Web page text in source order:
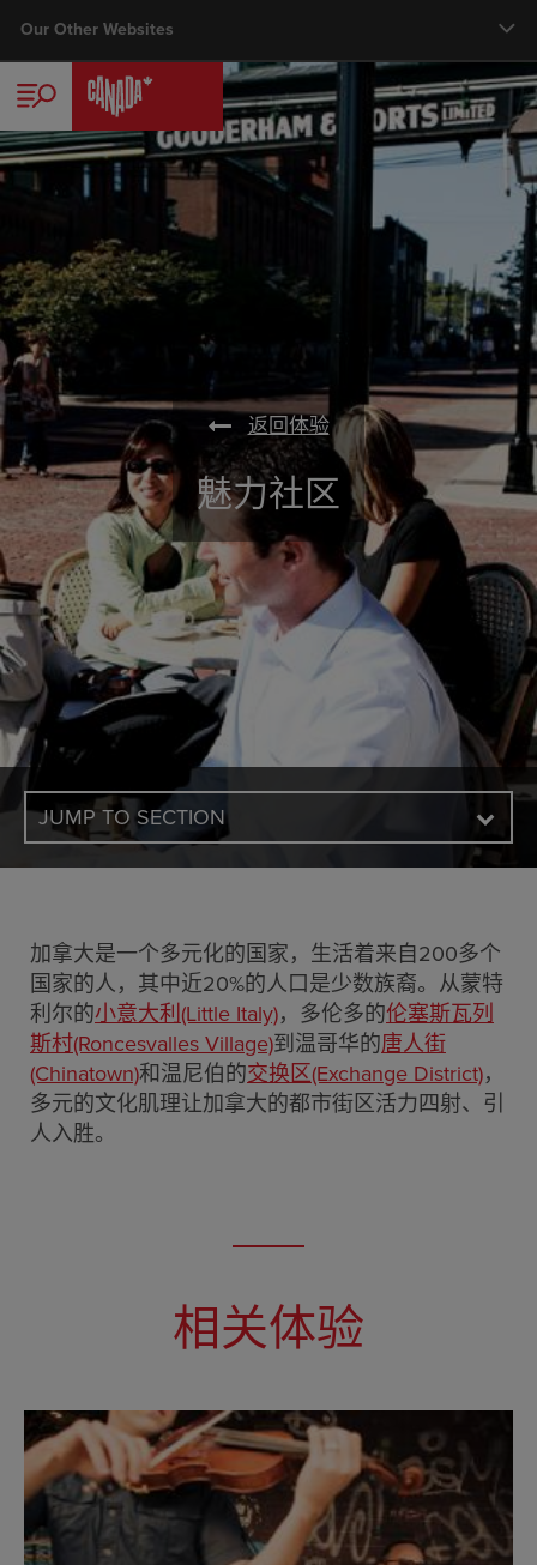
content
Our Other Websites
旅行者
商务
加拿大旅游专家计划
媒体中心
会议、展览及奖励旅游
Main nav
返回体验
魅力社区
JUMP TO SECTION
加拿大是一个多元化的国家，生活着来自200多个
国家的人，其中近20%的人口是少数族裔。从蒙特
利尔的小意大利(Little Italy)，多伦多的伦塞斯瓦列
斯村(Roncesvalles Village)到温哥华的唐人街
(Chinatown)和温尼伯的交换区(Exchange District)，
多元的文化肌理让加拿大的都市街区活力四射、引
人入胜。
相关体验